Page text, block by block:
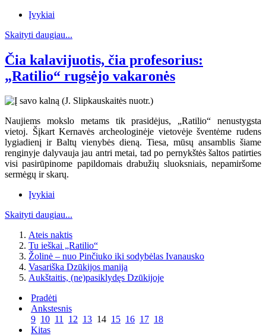
Įvykiai
Skaityti daugiau...
Čia kalavijuotis, čia profesorius:
„Ratilio“ rugsėjo vakaronės
Naujiems mokslo metams tik prasidėjus, „Ratilio“ nenustygsta
vietoj. Šįkart Kernavės archeologinėje vietovėje šventėme rudens
lygiadienį ir Baltų vienybės dieną. Tiesa, mūsų ansamblis šiame
renginyje dalyvauja jau antri metai, tad po pernykštės šaltos patirties
visi pasirūpinome papildomais drabužių sluoksniais, nepamiršome
sermėgų ir skarų.
Įvykiai
Skaityti daugiau...
Ateis naktis
Tu ieškai „Ratilio“
Žolinė – nuo Pinčiuko iki sodybėlas Ivanausko
Vasariška Dzūkijos manija
Aukštaitis, (ne)pasiklydęs Dzūkijoje
Pradėti
Ankstesnis
9 10 11 12 13 14 15 16 17 18
Kitas